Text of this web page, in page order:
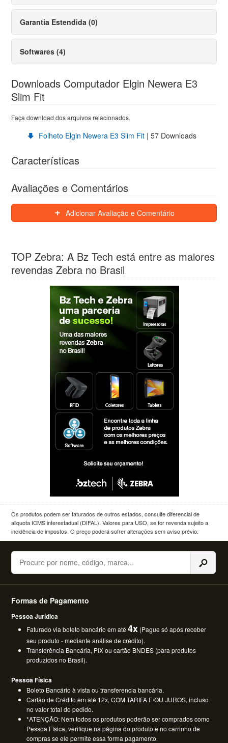
Garantia Estendida (0)
Softwares (4)
Downloads Computador Elgin Newera E3
Slim Fit
Faça download dos arquivos relacionados.
Folheto Elgin Newera E3 Slim Fit| 57 Downloads
Características
Avaliações e Comentários
Adicionar Avaliação e Comentário
TOP Zebra: A Bz Tech está entre as maiores
revendas Zebra no Brasil
Os produtos podem ser faturados de outros estados, consulte diferencial de
aliquota ICMS interestadual (DIFAL). Valores para USO, se for revenda sujeito a
incidência de impostos. O preço poderá sofrer alterações sem aviso prévio.
Buscar
Formas de Pagamento
Pessoa Jurídica
Faturado via boleto bancário em até4x (Pague só após receber
seu produto - mediante análise de crédito).
Transferência Bancária, PIX ou cartão BNDES (para produtos
produzidos no Brasil).
Pessoa Física
Boleto Bancário à vista ou transferencia bancária.
Cartão de Crédito em até 12x, COM TARIFA E/OU JUROS, incluso
no valor total do pedido.
*ATENÇÃO: Nem todos os produtos poderão ser comprados como
Pessoa Física, verifique na página do produto e no carrinho de
compras se ele permite essa forma pagamento.